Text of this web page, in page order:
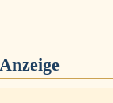
Anzeige